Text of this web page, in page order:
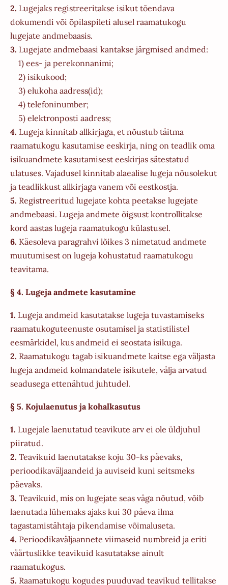
2. Lugejaks registreeritakse isikut tõendava
dokumendi või õpilaspileti alusel raamatukogu
lugejate andmebaasis.
3. Lugejate andmebaasi kantakse järgmised andmed:
1) ees- ja perekonnanimi;
2) isikukood;
3) elukoha aadress(id);
4) telefoninumber;
5) elektronposti aadress;
4. Lugeja kinnitab allkirjaga, et nõustub täitma
raamatukogu kasutamise eeskirja, ning on teadlik oma
isikuandmete kasutamisest eeskirjas sätestatud
ulatuses. Vajadusel kinnitab alaealise lugeja nõusolekut
ja teadlikkust allkirjaga vanem või eestkostja.
5. Registreeritud lugejate kohta peetakse lugejate
andmebaasi. Lugeja andmete õigsust kontrollitakse
kord aastas lugeja raamatukogu külastusel.
6. Käesoleva paragrahvi lõikes 3 nimetatud andmete
muutumisest on lugeja kohustatud raamatukogu
teavitama.
§ 4. Lugeja andmete kasutamine
1. Lugeja andmeid kasutatakse lugeja tuvastamiseks
raamatukoguteenuste osutamisel ja statistilistel
eesmärkidel, kus andmeid ei seostata isikuga.
2. Raamatukogu tagab isikuandmete kaitse ega väljasta
lugeja andmeid kolmandatele isikutele, välja arvatud
seadusega ettenähtud juhtudel.
§ 5. Kojulaenutus ja kohalkasutus
1. Lugejale laenutatud teavikute arv ei ole üldjuhul
piiratud.
2. Teavikuid laenutatakse koju 30-ks päevaks,
perioodikaväljaandeid ja auviseid kuni seitsmeks
päevaks.
3. Teavikuid, mis on lugejate seas väga nõutud, võib
laenutada lühemaks ajaks kui 30 päeva ilma
tagastamistähtaja pikendamise võimaluseta.
4. Perioodikaväljaannete viimaseid numbreid ja eriti
väärtuslikke teavikuid kasutatakse ainult
raamatukogus.
5. Raamatukogu kogudes puuduvad teavikud tellitakse